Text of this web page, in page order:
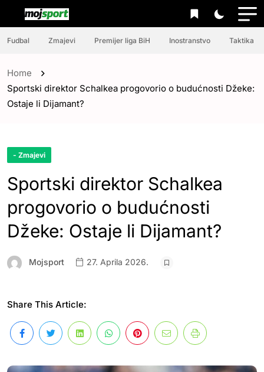
Fudbal Zmajevi Premijer liga BiH Inostranstvo Taktika
Home
Sportski direktor Schalkea progovorio o budućnosti Džeke:
Ostaje li Dijamant?
- Zmajevi
Sportski direktor Schalkea
progovorio o budućnosti
Džeke: Ostaje li Dijamant?
Mojsport 27. Aprila 2026.
Share This Article: